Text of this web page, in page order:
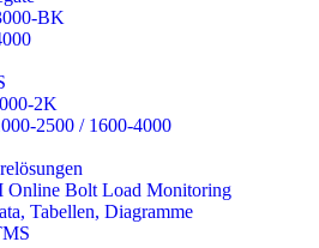
BK
2K
2500 / 1600-4000
Online Bolt Load Monitoring
Tabellen, Diagramme